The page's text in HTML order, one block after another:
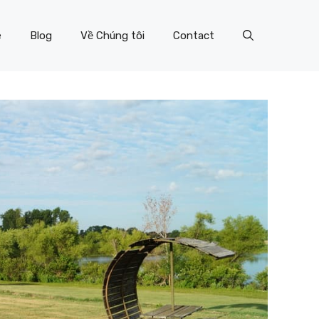
Blog Về Chúng tôi Contact